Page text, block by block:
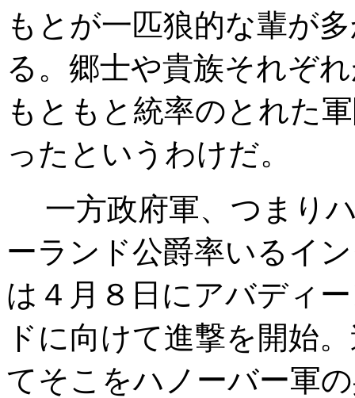
もとが一匹狼的な輩が
る。郷士や貴族それぞ
もともと統率のとれた
ったというわけだ。
一方政府軍、つまり
ーランド公爵率いるイ
は４月８日にアバディ
ドに向けて進撃を開始
てそこをハノーバー軍